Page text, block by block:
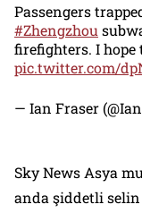
Passengers
#Zhengzhou
firefighters. I hope
pic.twitter.com/
— Ian Fraser
Sky News Asya
anda şiddetli selin